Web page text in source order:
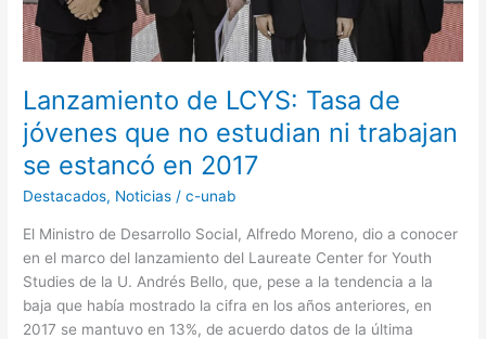
Lanzamiento de LCYS: Tasa de
jóvenes que no estudian ni trabajan
se estancó en 2017
Destacados, Noticias /c-unab
El Ministro de Desarrollo Social, Alfredo Moreno, dio a conocer
en el marco del lanzamiento del Laureate Center for Youth
Studies de la U. Andrés Bello, que, pese a la tendencia a la
baja que había mostrado la cifra en los años anteriores, en
2017 se mantuvo en 13%, de acuerdo datos de la última
trabajan
se
estancó
en
2017